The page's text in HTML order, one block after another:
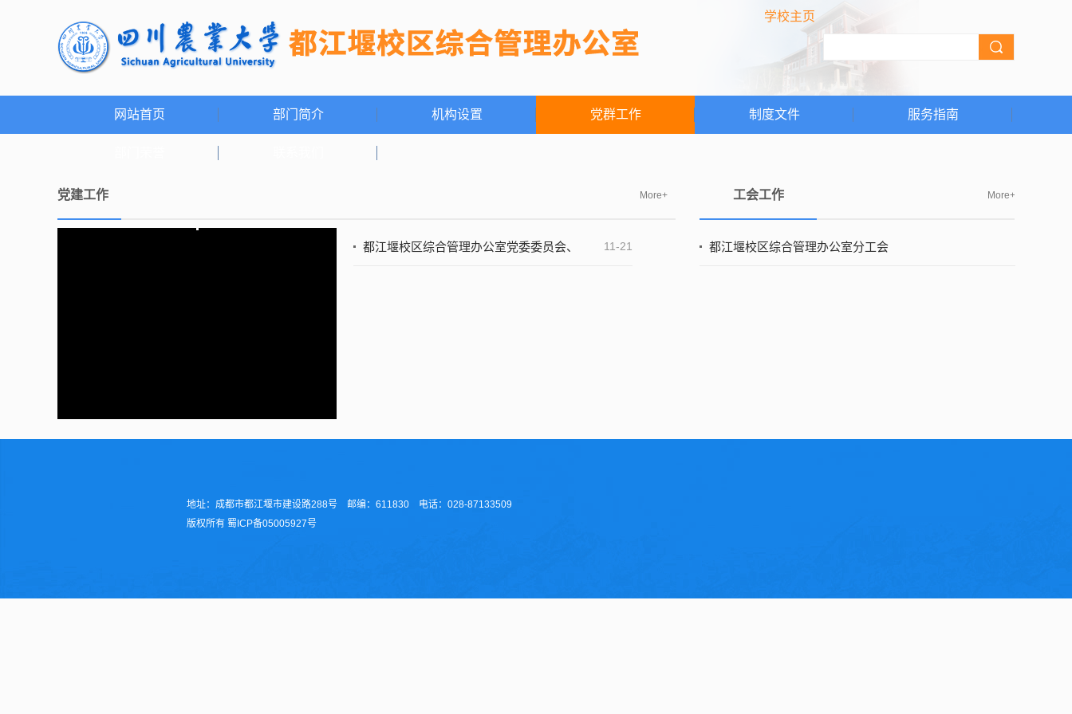
学校主页
网站首页 部门简介 机构设置 党群工作 制度文件 服务指南
党建工作 More+
11-21
都江堰校区综合管理办公室党委委员会、
工会工作 More+
都江堰校区综合管理办公室分工会
地址：成都市都江堰市建设路288号 邮编：611830 电话：028-87133509
版权所有 蜀ICP备05005927号